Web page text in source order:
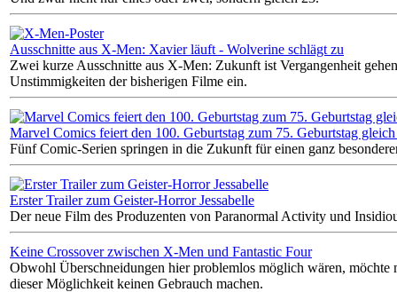
Ausschnitte aus X-Men: Xavier läuft - Wolverine schlägt zu
Zwei kurze Ausschnitte aus X-Men: Zukunft ist Vergangenheit
Unstimmigkeiten der bisherigen Filme ein.
Marvel Comics feiert den 100. Geburtstag zum 75. Geburtstag
Fünf Comic-Serien springen in die Zukunft für einen ganz
Erster Trailer zum Geister-Horror Jessabelle
Der neue Film des Produzenten von Paranormal Activity und
Keine Crossover zwischen X-Men und Fantastic Four
Obwohl Überschneidungen hier problemlos möglich wären, möchte
dieser Möglichkeit keinen Gebrauch machen.